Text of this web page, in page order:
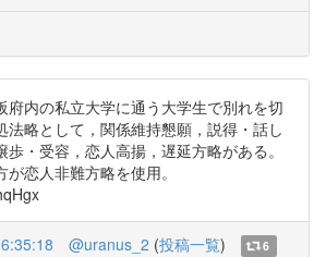
府内の私立大学に通う大学生で別れを切
法略として，関係維持懇願，説得・話し
・受容，恋人高揚，遅延方略がある。
恋人非難方略を使用。
@uranus_2 (投稿一覧)
6